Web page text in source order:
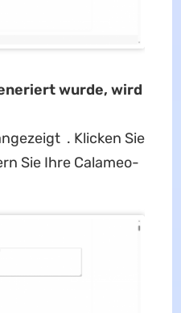
wurde, wird
. Klicken Sie
Sie Ihre Calameo-